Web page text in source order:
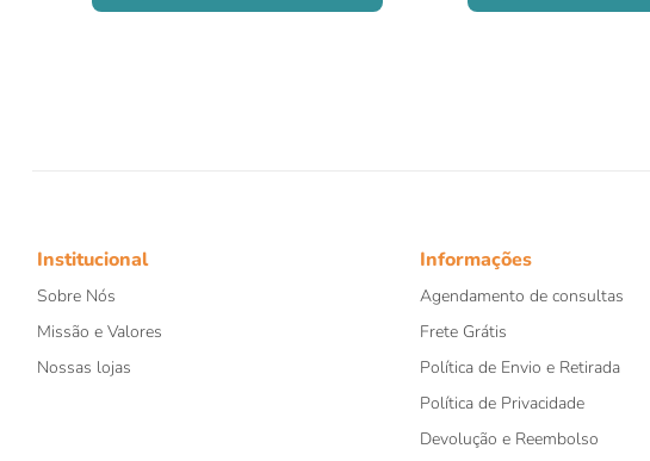
Institucional
Sobre Nós
Missão e Valores
Nossas lojas
Informações
Agendamento de consultas
Frete Grátis
Política de Envio e Retirada
Política de Privacidade
Devolução e Reembolso